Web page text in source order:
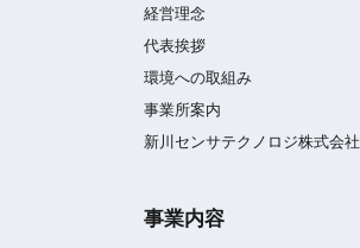
経営理念
代表挨拶
環境への取組み
事業所案内
新川センサテクノロジ株式会社
事業内容